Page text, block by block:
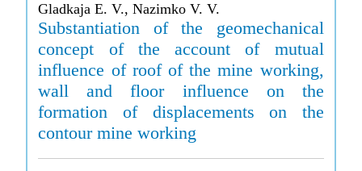
Gladkaja E. V., Nazimko V. V.
Substantiation of the geomechanical
concept of the account of mutual
influence of roof of the mine working,
wall and floor influence on the
formation of displacements on the
contour mine working